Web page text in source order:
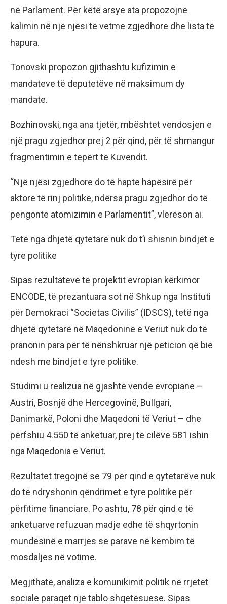
në Parlament. Për këtë arsye ata propozojnë
kalimin në një njësi të vetme zgjedhore dhe lista të
hapura.
Tonovski propozon gjithashtu kufizimin e
mandateve të deputetëve në maksimum dy
mandate.
Bozhinovski, nga ana tjetër, mbështet vendosjen e
një pragu zgjedhor prej 2 për qind, për të shmangur
fragmentimin e tepërt të Kuvendit.
“Një njësi zgjedhore do të hapte hapësirë për
aktorë të rinj politikë, ndërsa pragu zgjedhor do të
pengonte atomizimin e Parlamentit”, vlerëson ai.
Tetë nga dhjetë qytetarë nuk do t’i shisnin bindjet e
tyre politike
Sipas rezultateve të projektit evropian kërkimor
ENCODE, të prezantuara sot në Shkup nga Instituti
për Demokraci “Societas Civilis” (IDSCS), tetë nga
dhjetë qytetarë në Maqedoninë e Veriut nuk do të
pranonin para për të nënshkruar një peticion që bie
ndesh me bindjet e tyre politike.
Studimi u realizua në gjashtë vende evropiane –
Austri, Bosnjë dhe Hercegovinë, Bullgari,
Danimarkë, Poloni dhe Maqedoni të Veriut – dhe
përfshiu 4.550 të anketuar, prej të cilëve 581 ishin
nga Maqedonia e Veriut.
Rezultatet tregojnë se 79 për qind e qytetarëve nuk
do të ndryshonin qëndrimet e tyre politike për
përfitime financiare. Po ashtu, 78 për qind e të
anketuarve refuzuan madje edhe të shqyrtonin
mundësinë e marrjes së parave në këmbim të
mosdaljes në votime.
Megjithatë, analiza e komunikimit politik në rrjetet
sociale paraqet një tablo shqetësuese. Sipas